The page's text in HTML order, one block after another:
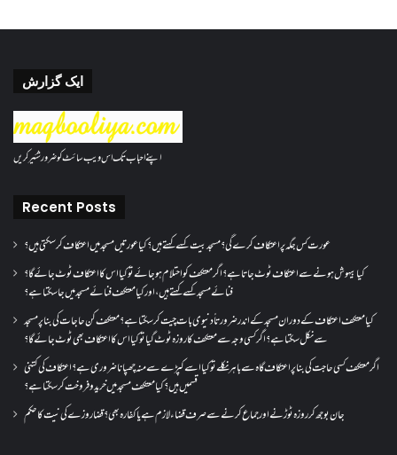
ایک گزارش
اپنے احباب تک اس ویب سائٹ کو ضرور شئیر کریں
Recent Posts
عورت کس جگہ پر اعتکاف کرے گی؟مسجد بیت کسے کہتے ہیں؟کیا عورتیں مسجد میں اعتکاف کر سکتی ہیں؟
کیا بیہوش ہونے سے اعتکاف ٹوٹ جاتا ہے؟ اگر معتکف کو احتلام ہو جائے تو کیا اس کا اعتکاف ٹوٹ جائے گا؟
فنائے مسجد کسے کہتے ہیں ، اور کیا معتکف فنائے مسجد میں جا سکتا ہے؟
کیا معتکف اعتکاف کے دوران مسجد کے اندر ضرورتاً دنیوی بات چیت کر سکتا ہے؟معتکف کن حاجات کی بنا پر مسجد
سے نکل سکتا ہے؟ اگر کسی وجہ سے معتکف کا روزہ ٹوٹ گیا تو کیا اس کا اعتکاف بھی ٹوٹ جائے گا؟
اگر معتکف کسی حاجت کی بنا پر اعتکاف گاہ سے باہر نکلے تو کیا اسے کپڑے سے منہ چھپانا ضروری ہے؟اعتکاف کی کتنی
قسمیں ہیں؟کیا معتکف مسجد میں خرید و فروخت کر سکتا ہے؟
جان بوجھ کر روزہ ٹوڑنے اور جماع کرنے سے صرف قضاء لازم ہے یا کفارہ بھی؟ قضا روزے کی نیت کا حکم